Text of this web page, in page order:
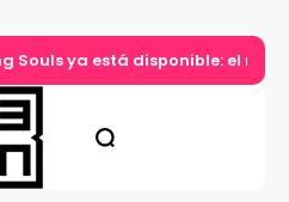
Souls ya está disponible: el